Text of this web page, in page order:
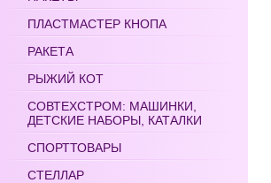
ПЛАСТМАСТЕР КНОПА
РАКЕТА
РЫЖИЙ КОТ
СОВТЕХСТРОМ: МАШИНКИ,
ДЕТСКИЕ НАБОРЫ, КАТАЛКИ
СПОРТТОВАРЫ
СТЕЛЛАР